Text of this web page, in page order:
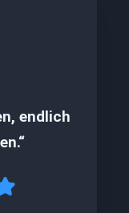
endlich